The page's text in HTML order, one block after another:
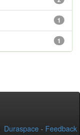
1
1
Duraspace - Feedback